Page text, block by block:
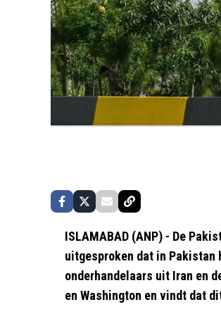
ISLAMABAD (ANP) - De
uitgesproken dat in
onderhandelaars uit Iran en
en Washington en vindt dat